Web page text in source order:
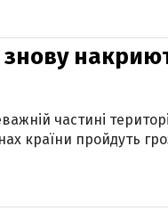
частині
країни пройдуть